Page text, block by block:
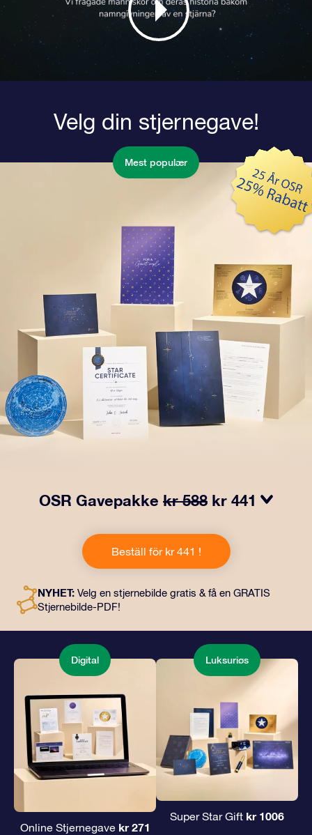
Velg din stjernegave!
Mest populær
OSR Gavepakke kr 588 kr 441
gaven inkluderer en vakker konvolutt og personlige
dokumenter som kan sendes til en adresse etter eget
valg, samt digitale dokumenter og gratis bruk av våre
til venner og kjære på.
Beställ för kr 441 !
NYHET: Velg en stjernebilde gratis & få en GRATIS
Stjernebilde-PDF!
Digital
Online Stjernegave kr 271
Luksuriøs
Super Star Gift kr 1006